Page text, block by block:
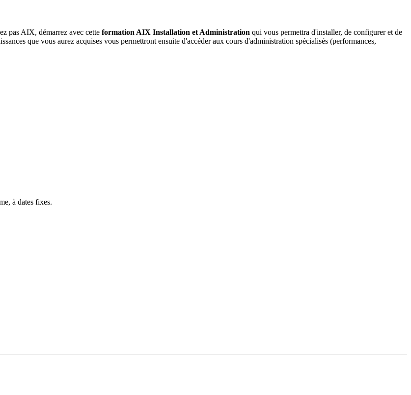
pas AIX, démarrez avec cette formation AIX Installation et Administration qui vous permettra d'installer, de configurer et de
que vous aurez acquises vous permettront ensuite d'accéder aux cours d'administration spécialisés (performances,
à dates fixes.